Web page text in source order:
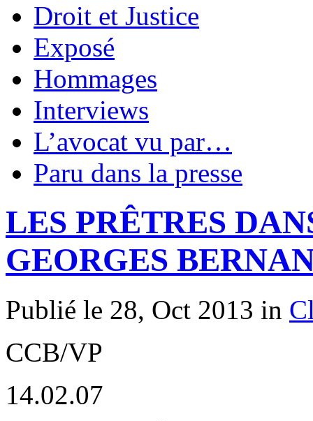
Droit et Justice
Exposé
Hommages
Interviews
L’avocat vu par…
Paru dans la presse
LES PRÊTRES
GEORGES
Publié le 28, Oct 2013 in
CCB/VP
14.02.07